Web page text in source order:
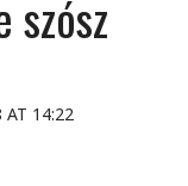
szósz
14:22